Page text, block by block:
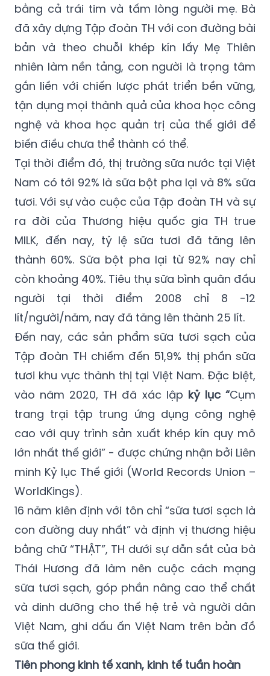
bằng cả trái tim và tấm lòng người mẹ. Bà
đã xây dựng Tập đoàn TH với con đường bài
bản và theo chuỗi khép kín lấy Mẹ Thiên
nhiên làm nền tảng, con người là trọng tâm
gắn liền với chiến lược phát triển bền vững,
tận dụng mọi thành quả của khoa học công
nghệ và khoa học quản trị của thế giới để
biến điều chưa thể thành có thể.
Tại thời điểm đó, thị trường sữa nước tại Việt
Nam có tới 92% là sữa bột pha lại và 8% sữa
tươi. Với sự vào cuộc của Tập đoàn TH và sự
ra đời của Thương hiệu quốc gia TH true
MILK, đến nay, tỷ lệ sữa tươi đã tăng lên
thành 60%. Sữa bột pha lại từ 92% nay chỉ
còn khoảng 40%. Tiêu thụ sữa bình quân đầu
người tại thời điểm 2008 chỉ 8 -12
lít/người/năm, nay đã tăng lên thành 25 lít.
Đến nay, các sản phẩm sữa tươi sạch của
Tập đoàn TH chiếm đến 51,9% thị phần sữa
tươi khu vực thành thị tại Việt Nam. Đặc biệt,
vào năm 2020, TH đã xác lập kỷ lục “Cụm
trang trại tập trung ứng dụng công nghệ
cao với quy trình sản xuất khép kín quy mô
lớn nhất thế giới” - được chứng nhận bởi Liên
minh Kỷ lục Thế giới (World Records Union –
WorldKings).
16 năm kiên định với tôn chỉ “sữa tươi sạch là
con đường duy nhất” và định vị thương hiệu
bằng chữ “THẬT”, TH dưới sự dẫn sắt của bà
Thái Hương đã làm nên cuộc cách mạng
sữa tươi sạch, góp phần nâng cao thể chất
và dinh dưỡng cho thế hệ trẻ và người dân
Việt Nam, ghi dấu ấn Việt Nam trên bản đồ
sữa thế giới.
Tiên phong kinh tế xanh, kinh tế tuần hoàn